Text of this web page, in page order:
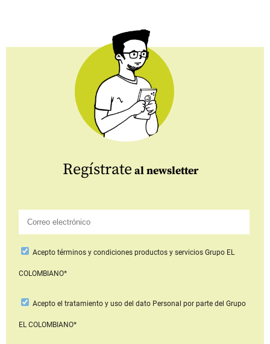
Regístrate al newsletter
Aceptotérminos y condiciones productos y serviciosGrupo EL
COLOMBIANO*
Acepto el tratamiento y uso del dato Personal por parte del Grupo
EL COLOMBIANO*